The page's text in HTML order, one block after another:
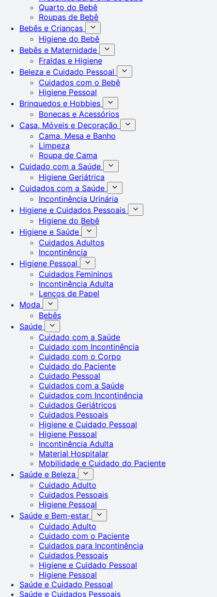
Quarto do Bebê
Roupas de Bebê
Bebês e Crianças
Higiene do Bebê
Bebês e Maternidade
Fraldas e Higiene
Beleza e Cuidado Pessoal
Cuidados com o Bebê
Higiene Pessoal
Brinquedos e Hobbies
Bonecas e Acessórios
Casa, Móveis e Decoração
Cama, Mesa e Banho
Limpeza
Roupa de Cama
Cuidado com a Saúde
Higiene Geriátrica
Cuidados com a Saúde
Incontinência Urinária
Higiene e Cuidados Pessoais
Higiene do Bebê
Higiene e Saúde
Cuidados Adultos
Incontinência
Higiene Pessoal
Cuidados Femininos
Incontinência Adulta
Lenços de Papel
Moda
Bebês
Saúde
Cuidado com a Saúde
Cuidado com Incontinência
Cuidado com o Corpo
Cuidado do Paciente
Cuidado Pessoal
Cuidados com a Saúde
Cuidados com Incontinência
Cuidados Geriátricos
Cuidados Pessoais
Higiene e Cuidado Pessoal
Higiene Pessoal
Incontinência Adulta
Material Hospitalar
Mobilidade e Cuidado do Paciente
Saúde e Beleza
Cuidado Adulto
Cuidados Pessoais
Higiene Pessoal
Saúde e Bem-estar
Cuidado Adulto
Cuidado com o Paciente
Cuidados para Incontinência
Cuidados Pessoais
Higiene e Cuidado Pessoal
Higiene Pessoal
Saúde e Cuidado Pessoal
Saúde e Cuidados Pessoais